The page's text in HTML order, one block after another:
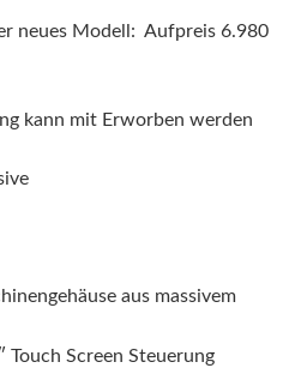
neues Modell: Aufpreis 6.980
kann mit Erworben werden
aus massivem
Touch Screen Steuerung